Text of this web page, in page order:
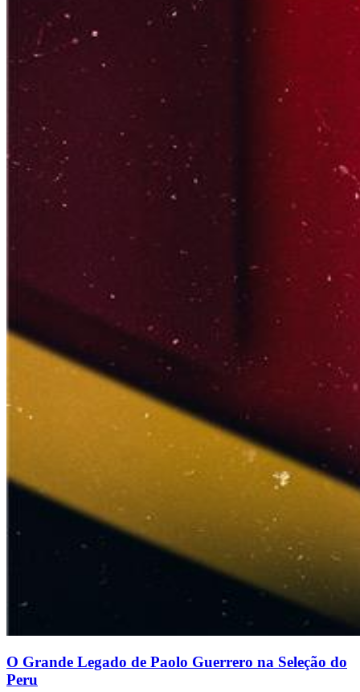
O Grande Legado de Paolo Guerrero na Seleção do
Peru